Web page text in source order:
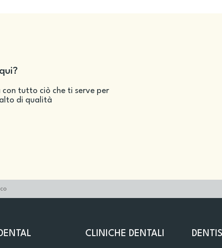
tutto ciò che ti serve per
di qualità
CLINICHE DENTALI